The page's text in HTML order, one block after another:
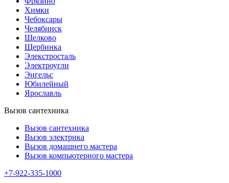
Химки
Чебоксары
Челябинск
Щелково
Щербинка
Элекстросталь
Электроугли
Энгельс
Юбилейный
Ярославль
Вызов сантехника
Вызов сантехника
Вызов электрика
Вызов домашнего мастера
Вызов компьютерного мастера
+7-922-335-1000